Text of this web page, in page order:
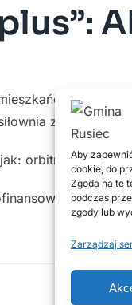
Aby
cookie, do
Zgoda na te
podczas
zgody lub
Zarządzaj
zewnętrzna.
orbitrek,
z